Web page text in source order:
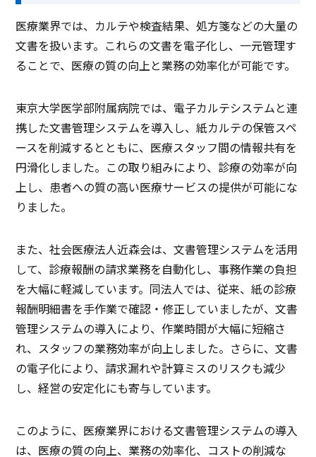
医療業界では、カルテや検査結果、処方箋などの大量の
文書を扱います。これらの文書を電子化し、一元管理す
ることで、医療の質の向上と業務の効率化が可能です。
東京大学医学部附属病院では、電子カルテシステムと連
携した文書管理システムを導入し、紙カルテの保管スペ
ースを削減するとともに、医療スタッフ間の情報共有を
円滑化しました。この取り組みにより、診療の効率が向
上し、患者への質の高い医療サービスの提供が可能にな
りました。
また、社会医療法人近森会は、文書管理システムを活用
して、診療報酬の請求業務を自動化し、事務作業の負担
を大幅に軽減しています。同法人では、従来、紙の診療
報酬明細書を手作業で確認・修正していましたが、文書
管理システムの導入により、作業時間が大幅に短縮さ
れ、スタッフの業務効率が向上しました。さらに、文書
の電子化により、請求漏れや計算ミスのリスクも減少
し、経営の安定化にも寄与しています。
このように、医療業界における文書管理システムの導入
は、医療の質の向上、業務の効率化、コストの削減な